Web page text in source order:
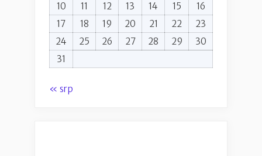
10
11 12 13 14 15
16
17
18 19 20 21 22
23
24
25 26 27 28 29
30
31
« srp